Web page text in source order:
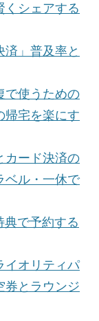
くシェアする
」普及率と
で使うための
帰宅を楽にす
カード決済の
ベル・一休で
典で予約する
イオリティパ
券とラウンジ